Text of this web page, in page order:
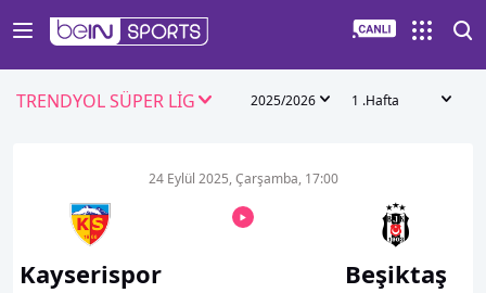
TRENDYOL SÜPER LİG 2025/2026 1 .Hafta
Kayserispor
24 Eylül 2025, Çarşamba, 17:00
Beşiktaş